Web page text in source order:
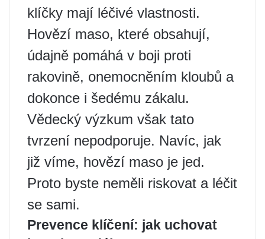
klíčky mají léčivé vlastnosti.
Hovězí maso, které obsahují,
údajně pomáhá v boji proti
rakovině, onemocněním kloubů a
dokonce i šedému zákalu.
Vědecký výzkum však tato
tvrzení nepodporuje. Navíc, jak
již víme, hovězí maso je jed.
Proto byste neměli riskovat a léčit
se sami.
Prevence klíčení: jak uchovat